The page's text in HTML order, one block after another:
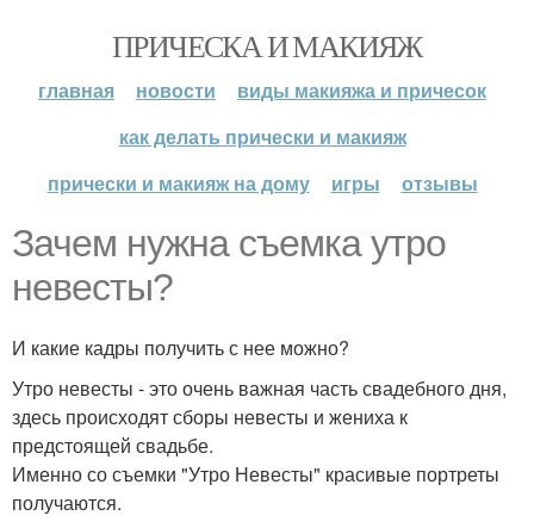
ПРИЧЕСКА И МАКИЯЖ
главная новости
виды макияжа и причесок
как делать прически и макияж
прически и макияж на дому
игры отзывы
Зачем нужна съемка утро
невесты?
И какие кадры получить с нее можно?
Утро невесты - это очень важная часть свадебного дня,
здесь происходят сборы невесты и жениха к
предстоящей свадьбе.
Именно со съемки "Утро Невесты" красивые портреты
получаются.